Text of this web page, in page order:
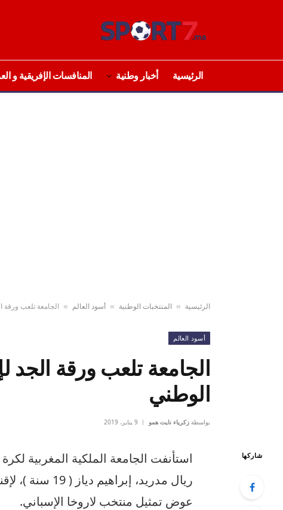
الرئيسية أخبار وطنية المنافسات الإفريقية و
الرئيسية » المنتخبات الوطنية » أسود العالم » الجامعة تلعب ورقة
أسود العالم
الجامعة تلعب ورقة الجد
الوطني
بواسطة زكرياء نايت همو 9 يناير، 2019
شاركها
استأنفت الجامعة الملكية المغربية
ريال مدريد،
عوض تمثيل منتخب لاروخا الإسباني.